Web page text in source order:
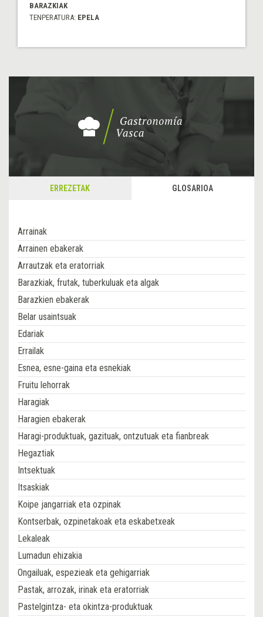
BARAZKIAK
TENPERATURA: EPELA
ERREZETAK GLOSARIOA
Arrainak
Arrainen ebakerak
Arrautzak eta eratorriak
Barazkiak, frutak, tuberkuluak eta algak
Barazkien ebakerak
Belar usaintsuak
Edariak
Errailak
Esnea, esne-gaina eta esnekiak
Fruitu lehorrak
Haragiak
Haragien ebakerak
Haragi-produktuak, gazituak, ontzutuak eta fianbreak
Hegaztiak
Intsektuak
Itsaskiak
Koipe jangarriak eta ozpinak
Kontserbak, ozpinetakoak eta eskabetxeak
Lekaleak
Lumadun ehizakia
Ongailuak, espezieak eta gehigarriak
Pastak, arrozak, irinak eta eratorriak
Pastelgintza- eta okintza-produktuak